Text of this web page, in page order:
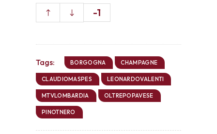
-1
Tags: BORGOGNA CHAMPAGNE
CLAUDIOMASPES LEONARDOVALENTI
MTVLOMBARDIA OLTREPOPAVESE
PINOTNERO